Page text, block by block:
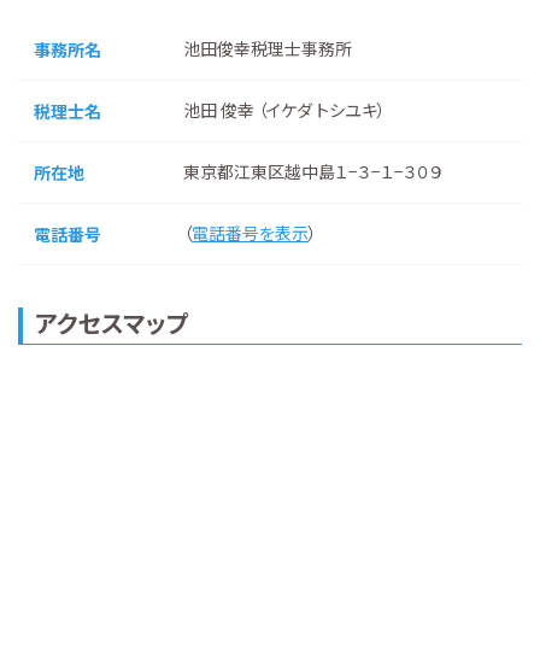
事務所名 池田俊幸税理士事務所
税理士名 池田 俊幸 （イケダ トシユキ）
所在地 東京都江東区越中島１−３−１−３０９
電話番号 （電話番号を表示）
アクセスマップ